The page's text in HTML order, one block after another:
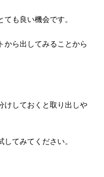
も良い機会です。
から出してみることから
けしておくと取り出しや
てみてください。